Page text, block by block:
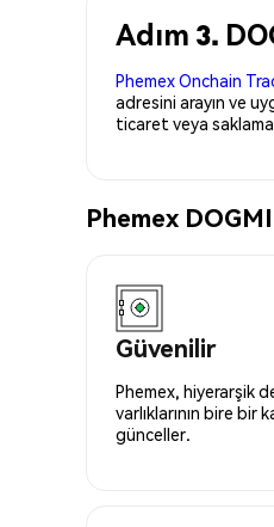
Adım 3.
Phemex Onchain
adresini arayın ve
ticaret veya
Phemex
Güvenilir
Phemex, hiyerarşik
varlıklarının bire bir
günceller.